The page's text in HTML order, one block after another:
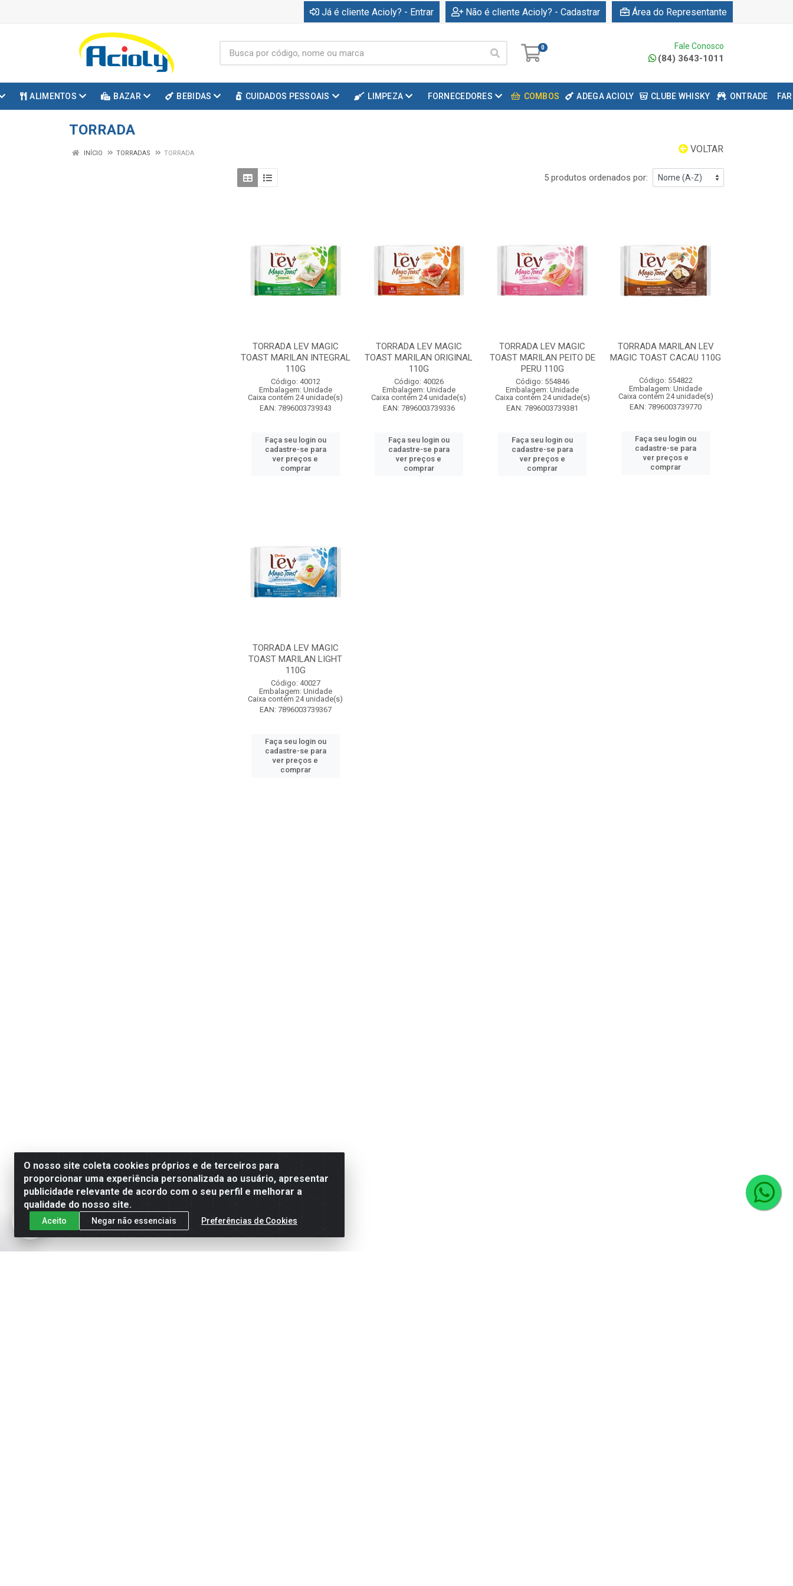
Já é cliente Acioly? - Entrar Não é cliente Acioly? - Cadastrar Área do Representante
0 Fale Conosco
(84) 3643-1011
ALIMENTOS BAZAR BEBIDAS CUIDADOS PESSOAIS LIMPEZA FORNECEDORES COMBOS ADEGA ACIOLY CLUBE WHISKY ONTRADE
TORRADA
VOLTAR
INÍCIO TORRADAS TORRADA
5 produtos ordenados por:
TORRADA LEV MAGIC
TOAST MARILAN INTEGRAL
110G
Código: 40012
Embalagem: Unidade
Caixa contém 24 unidade(s)
EAN: 7896003739343
Faça seu login ou
cadastre-se para
ver preços e
comprar
TORRADA LEV MAGIC
TOAST MARILAN ORIGINAL
110G
Código: 40026
Embalagem: Unidade
Caixa contém 24 unidade(s)
EAN: 7896003739336
Faça seu login ou
cadastre-se para
ver preços e
comprar
TORRADA LEV MAGIC
TOAST MARILAN PEITO DE
PERU 110G
Código: 554846
Embalagem: Unidade
Caixa contém 24 unidade(s)
EAN: 7896003739381
Faça seu login ou
cadastre-se para
ver preços e
comprar
TORRADA MARILAN LEV
MAGIC TOAST CACAU 110G
Código: 554822
Embalagem: Unidade
Caixa contém 24 unidade(s)
EAN: 7896003739770
Faça seu login ou
cadastre-se para
ver preços e
comprar
TORRADA LEV MAGIC
TOAST MARILAN LIGHT
110G
Código: 40027
Embalagem: Unidade
Caixa contém 24 unidade(s)
EAN: 7896003739367
Faça seu login ou
cadastre-se para
ver preços e
comprar
O nosso site coleta cookies próprios e de terceiros para
proporcionar uma experiência personalizada ao usuário, apresentar
publicidade relevante de acordo com o seu perfil e melhorar a
qualidade do nosso site.
Aceito Negar não essenciais Preferências de Cookies